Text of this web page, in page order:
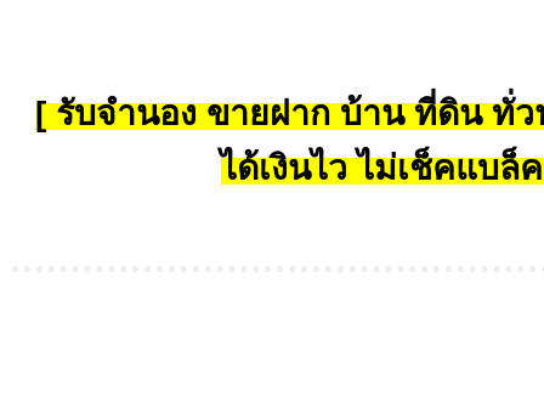
[ รับจำนอง ขายฝาก บ้าน ที่ดิน ทั่ว
ได้เงินไว ไม่เช็คแบล็